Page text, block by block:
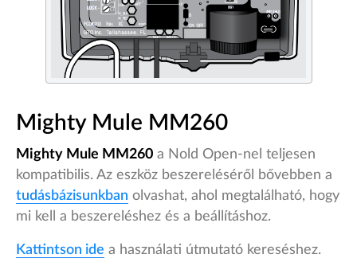
Mighty Mule MM260
Mighty Mule MM260 a Nold Open-nel teljesen
kompatibilis. Az eszköz beszereléséről bővebben a
tudásbázisunkban olvashat, ahol megtalálható, hogy
mi kell a beszereléshez és a beállításhoz.
Kattintson ide a használati útmutató kereséshez.